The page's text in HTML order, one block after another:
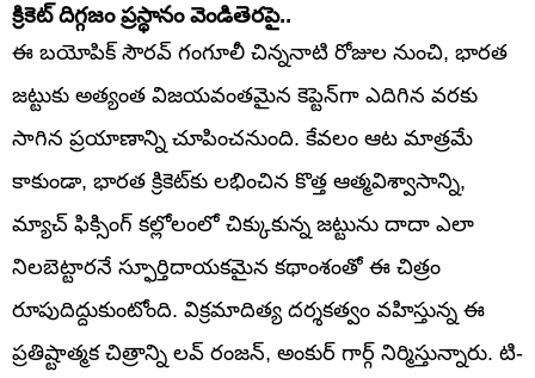
క్రికెట్ దిగ్గజం ప్రస్థానం వెండితెరపై..
ఈ బయోపిక్ సౌరవ్ గంగూలీ చిన్ననాటి రోజుల నుంచి, భారత
జట్టుకు అత్యంత విజయవంతమైన కెప్టెన్‌గా ఎదిగిన వరకు
సాగిన ప్రయాణాన్ని చూపించనుంది. కేవలం ఆట మాత్రమే
కాకుండా, భారత క్రికెట్‌కు లభించిన కొత్త ఆత్మవిశ్వాసాన్ని,
మ్యాచ్ ఫిక్సింగ్ కల్లోలంలో చిక్కుకున్న జట్టును దాదా ఎలా
నిలబెట్టారనే స్ఫూర్తిదాయకమైన కథాంశంతో ఈ చిత్రం
రూపుదిద్దుకుంటోంది. విక్రమాదిత్య దర్శకత్వం వహిస్తున్న ఈ
ప్రతిష్టాత్మక చిత్రాన్ని లవ్ రంజన్, అంకుర్ గార్గ్ నిర్మిస్తున్నారు. టి-